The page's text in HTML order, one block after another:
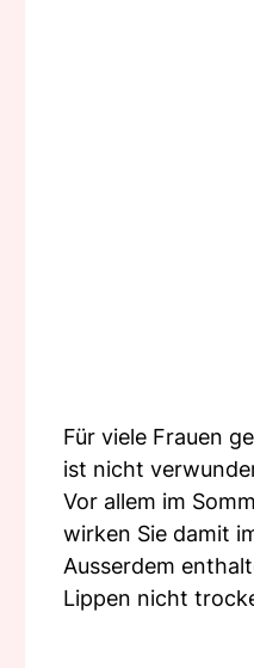
Für viele Frauen
ist nicht
Vor allem im
wirken Sie damit
Ausserdem
Lippen nicht